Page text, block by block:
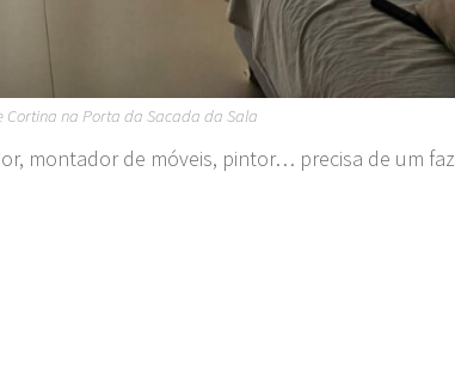
Cortina na Porta da Sacada da Sala
montador de móveis, pintor… precisa de um faz